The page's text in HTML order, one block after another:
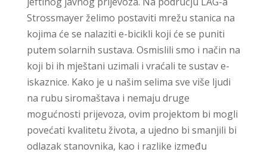
Strossmayer želimo postaviti mrežu stanica na
kojima će se nalaziti e-bicikli koji će se puniti
putem solarnih sustava. Osmislili smo i način na
koji bi ih mještani uzimali i vraćali te sustav e-
iskaznice. Kako je u našim selima sve više ljudi
na rubu siromaštava i nemaju druge
mogućnosti prijevoza, ovim projektom bi mogli
povećati kvalitetu života, a ujedno bi smanjili bi
odlazak stanovnika, kao i razlike između